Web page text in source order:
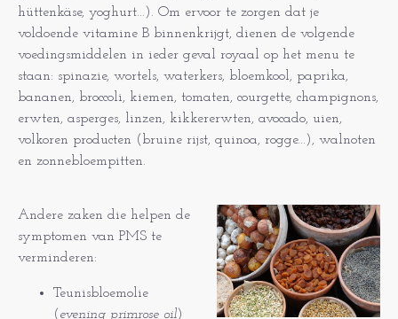
hüttenkäse, yoghurt...). Om ervoor te zorgen dat je
voldoende vitamine B binnenkrijgt, dienen de volgende
voedingsmiddelen in ieder geval royaal op het menu te
staan: spinazie, wortels, waterkers, bloemkool, paprika,
bananen, broccoli, kiemen, tomaten, courgette, champignons,
erwten, asperges, linzen, kikkererwten, avocado, uien,
volkoren producten (bruine rijst, quinoa, rogge...), walnoten
en zonnebloempitten.
Andere zaken die helpen de
symptomen van PMS te
verminderen:
Teunisbloemolie
( evening primrose oil)